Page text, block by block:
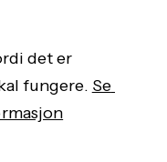
det er
fungere. Se